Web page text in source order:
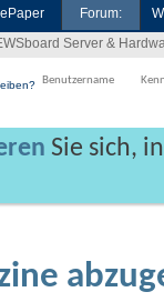
ePaper Forum:
Server &
Sie sich,